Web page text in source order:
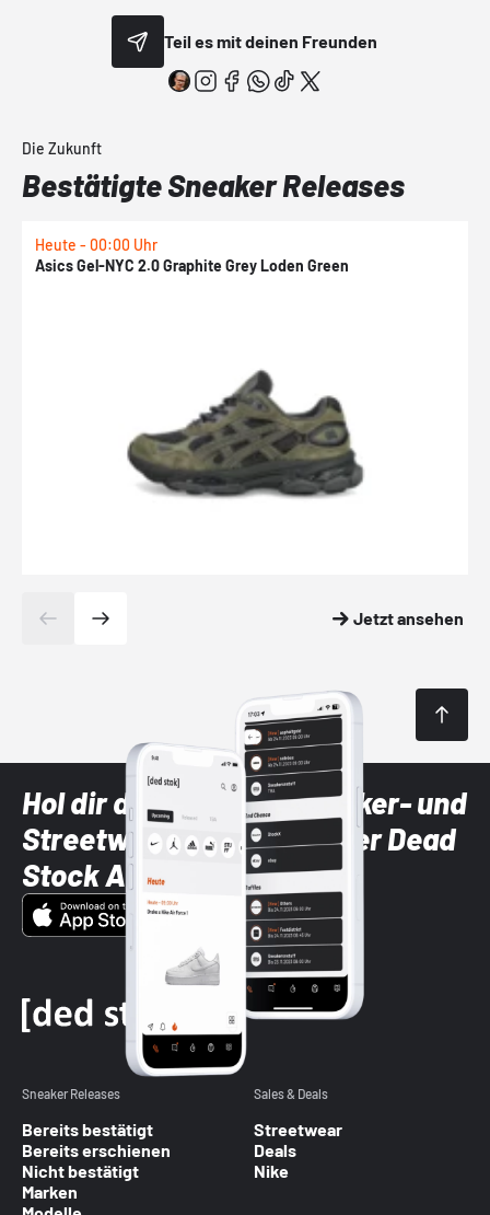
Teil es mit deinen Freunden
Die Zukunft
Bestätigte Sneaker Releases
Heute - 00:00 Uhr
Asics Gel-NYC 2.0 Graphite Grey Loden Green
Jetzt ansehen
Hol dir die neuesten Sneaker- und
Streetwear-Brands mit der Dead
Stock App
Sneaker Releases
Bereits bestätigt
Bereits erschienen
Nicht bestätigt
Marken
Sales & Deals
Streetwear
Deals
Nike